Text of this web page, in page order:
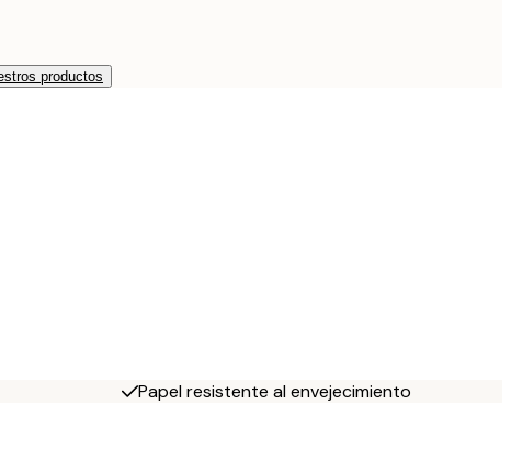
productos
Papel resistente al envejecimiento